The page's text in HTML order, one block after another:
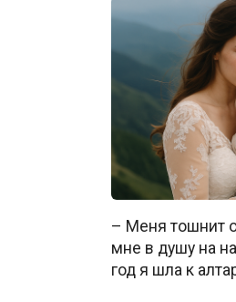
– Меня тошнит
мне в душу на
год я шла к